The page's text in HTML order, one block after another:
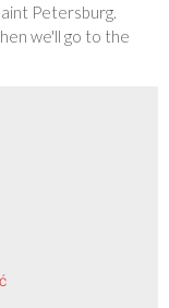
Petersburg.
we'll go to the